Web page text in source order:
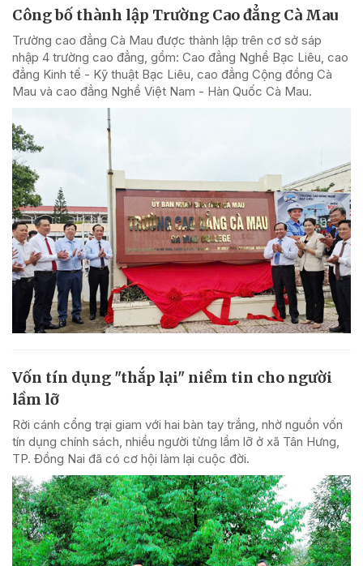
Công bố thành lập Trường Cao đẳng Cà Mau
Trường cao đẳng Cà Mau được thành lập trên cơ sở sáp
nhập 4 trường cao đẳng, gồm: Cao đẳng Nghề Bạc Liêu, cao
đẳng Kinh tế - Kỹ thuật Bạc Liêu, cao đẳng Cộng đồng Cà
Mau và cao đẳng Nghề Việt Nam - Hàn Quốc Cà Mau.
Vốn tín dụng "thắp lại" niềm tin cho người
lầm lỡ
Rời cánh cổng trại giam với hai bàn tay trắng, nhờ nguồn vốn
tín dụng chính sách, nhiều người từng lầm lỡ ở xã Tân Hưng,
TP. Đồng Nai đã có cơ hội làm lại cuộc đời.